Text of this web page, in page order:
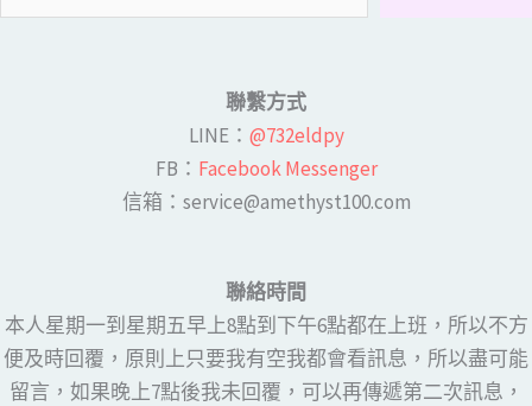
聯繫方式
LINE​： @732eldpy
FB：​ Facebook Messenger
​​信箱：service@amethyst100.com
聯絡時間
本人星期一到星期五早上8點到下午6點都在上班，所以不方
便及時回覆，原則上只要我有空我都會看訊息，所以盡可能
留言，如果晚上7點後我未回覆，可以再傳遞第二次訊息，